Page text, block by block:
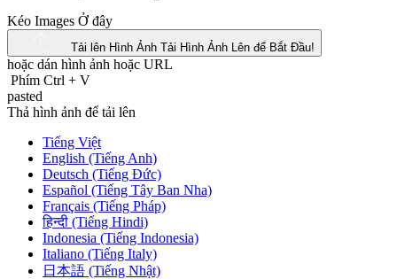
Kéo Images Ở đây
Tải lên Hình Ảnh Tải Hình Ảnh Lên để Bắt Đầu!
hoặc dán hình ảnh hoặc URL
Phím Ctrl + V
pasted
Thả hình ảnh để tải lên
Tiếng Việt
English (Tiếng Anh)
Deutsch (Tiếng Đức)
Español (Tiếng Tây Ban Nha)
Français (Tiếng Pháp)
हिन्दी (Tiếng Hindi)
Indonesia (Tiếng Indonesia)
Italiano (Tiếng Italy)
日本語 (Tiếng Nhật)